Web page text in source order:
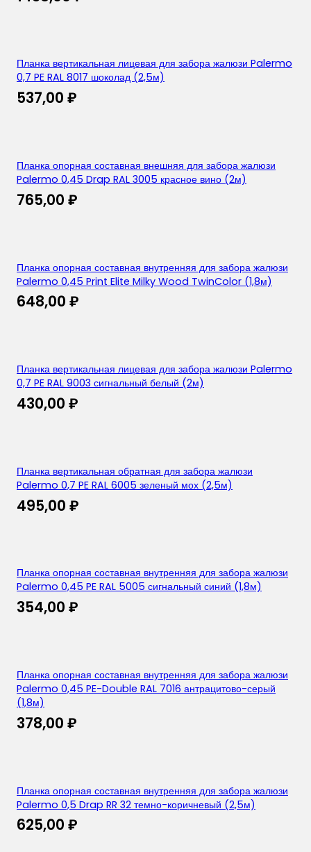
Планка вертикальная лицевая для забора жалюзи Palermo
0,7 PE RAL 8017 шоколад (2,5м)
537,00 ₽
Планка опорная составная внешняя для забора жалюзи
Palermo 0,45 Drap RAL 3005 красное вино (2м)
765,00 ₽
Планка опорная составная внутренняя для забора жалюзи
Palermo 0,45 Print Elite Milky Wood TwinColor (1,8м)
648,00 ₽
Планка вертикальная лицевая для забора жалюзи Palermo
0,7 PE RAL 9003 сигнальный белый (2м)
430,00 ₽
Планка вертикальная обратная для забора жалюзи
Palermo 0,7 PE RAL 6005 зеленый мох (2,5м)
495,00 ₽
Планка опорная составная внутренняя для забора жалюзи
Palermo 0,45 PE RAL 5005 сигнальный синий (1,8м)
354,00 ₽
Планка опорная составная внутренняя для забора жалюзи
Palermo 0,45 PE-Double RAL 7016 антрацитово-серый
(1,8м)
378,00 ₽
Планка опорная составная внутренняя для забора жалюзи
Palermo 0,5 Drap RR 32 темно-коричневый (2,5м)
625,00 ₽